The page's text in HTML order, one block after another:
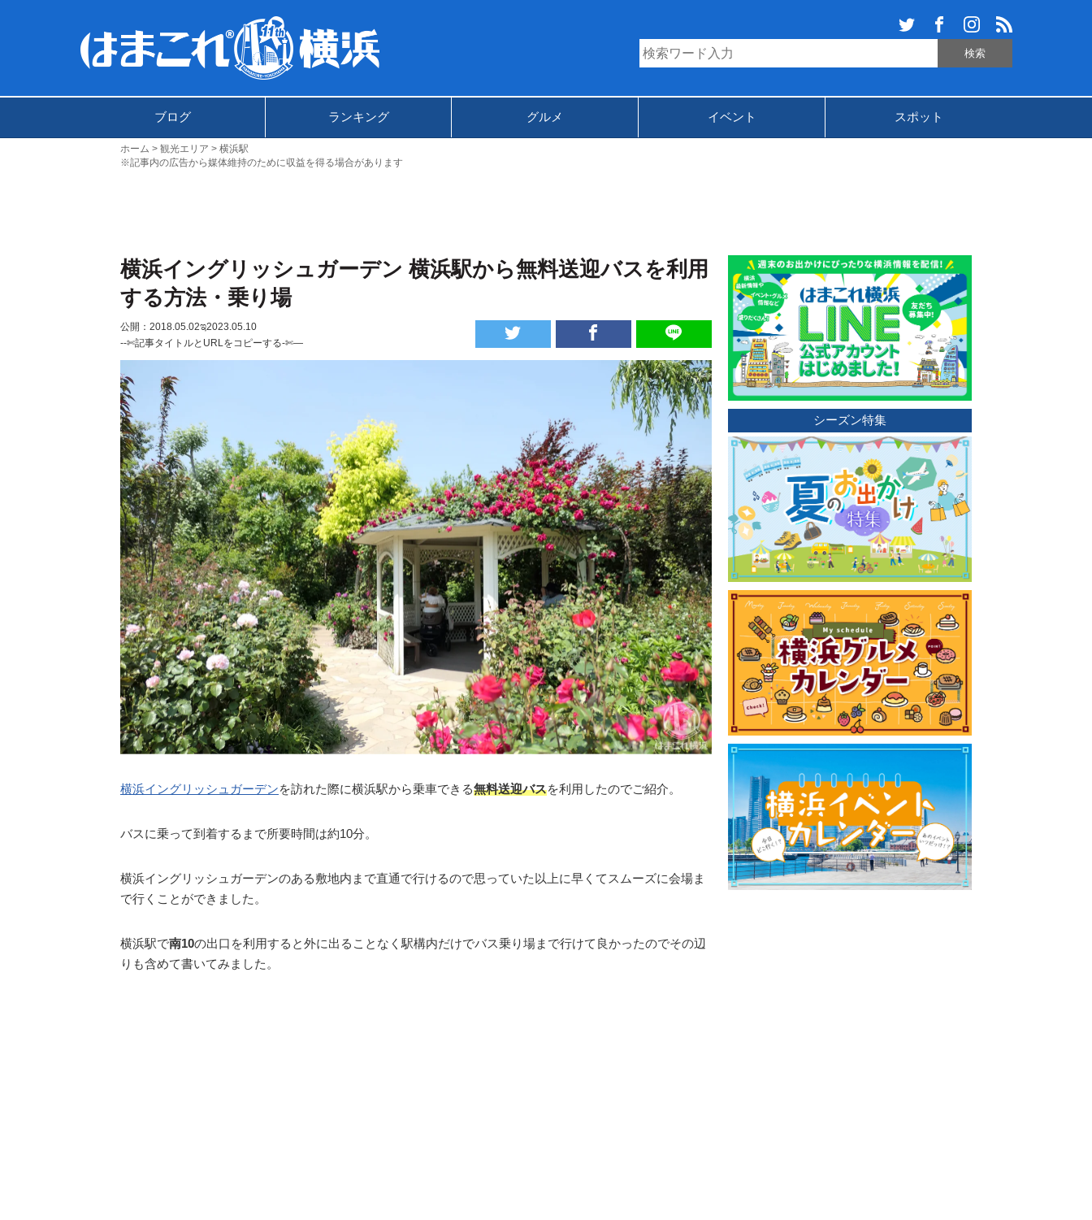
ブログ ランキング グルメ イベント スポット
ホーム 観光エリア
横浜駅
※記事内の広告から媒体維持のために収益を得る場合があります
横浜イングリッシュガーデン 横浜駅から無料送迎バスを利用
する方法・乗り場
公開：2018.05.02ಇ2023.05.10
--✄記事タイトルとURLをコピーする-✄—
横浜イングリッシュガーデンを訪れた際に横浜駅から乗車できる無料送迎バスを利用したのでご紹介。
バスに乗って到着するまで所要時間は約10分。
横浜イングリッシュガーデンのある敷地内まで直通で行けるので思っていた以上に早くてスムーズに会場ま
で行くことができました。
横浜駅で南10の出口を利用すると外に出ることなく駅構内だけでバス乗り場まで行けて良かったのでその辺
りも含めて書いてみました。
シーズン特集